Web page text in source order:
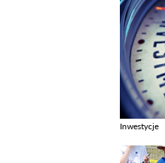
Inwestycje